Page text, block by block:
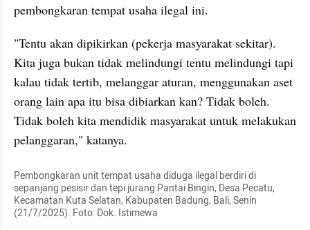
pembongkaran tempat usaha ilegal ini.
"Tentu akan dipikirkan (pekerja masyarakat sekitar).
Kita juga bukan tidak melindungi tentu melindungi tapi
kalau tidak tertib, melanggar aturan, menggunakan aset
orang lain apa itu bisa dibiarkan kan? Tidak boleh.
Tidak boleh kita mendidik masyarakat untuk melakukan
pelanggaran," katanya.
Pembongkaran unit tempat usaha diduga ilegal berdiri di
sepanjang pesisir dan tepi jurang Pantai Bingin, Desa Pecatu,
Kecamatan Kuta Selatan, Kabupaten Badung, Bali, Senin
(21/7/2025). Foto: Dok. Istimewa